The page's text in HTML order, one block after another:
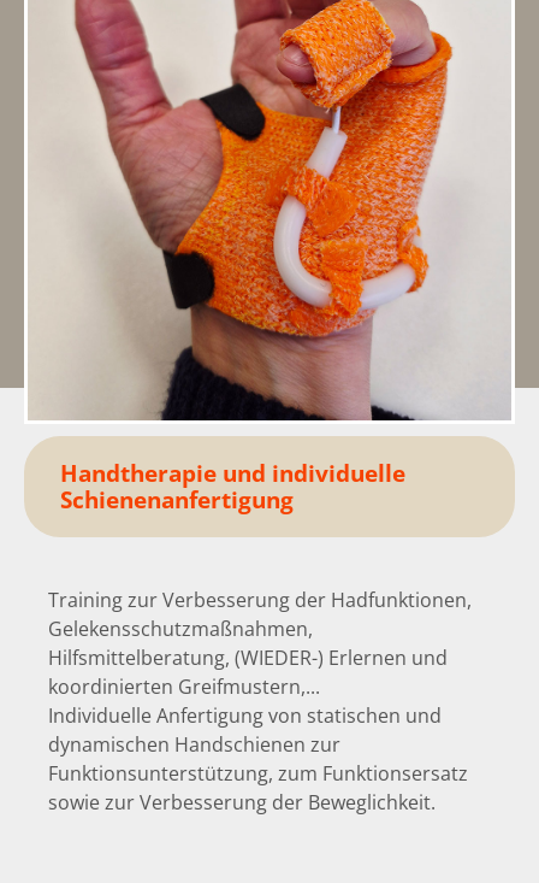
Handtherapie und individuelle
Schienenanfertigung
Training zur Verbesserung der Hadfunktionen,
Gelekensschutzmaßnahmen,
Hilfsmittelberatung, (WIEDER-) Erlernen und
koordinierten Greifmustern,...
Individuelle Anfertigung von statischen und
dynamischen Handschienen zur
Funktionsunterstützung, zum Funktionsersatz
sowie zur Verbesserung der Beweglichkeit.